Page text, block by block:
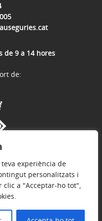
experiència de
personalitzats i
a "Acceptar-ho tot",
de 9 a 14 hores
de: